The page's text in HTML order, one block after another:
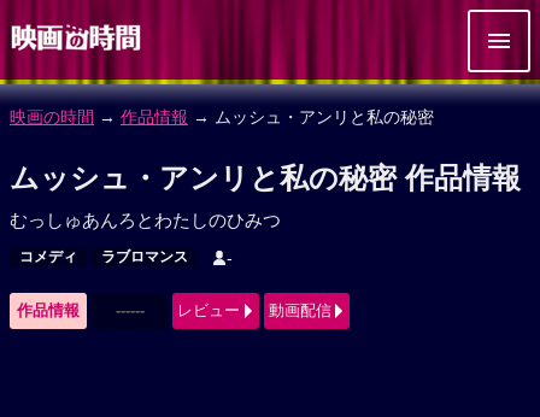
映画の時間 → 作品情報 → ムッシュ・アンリと私の秘密
ムッシュ・アンリと私の秘密 作品情報
むっしゅあんろとわたしのひみつ
コメディ ラブロマンス -
作品情報 ------ レビュー 動画配信